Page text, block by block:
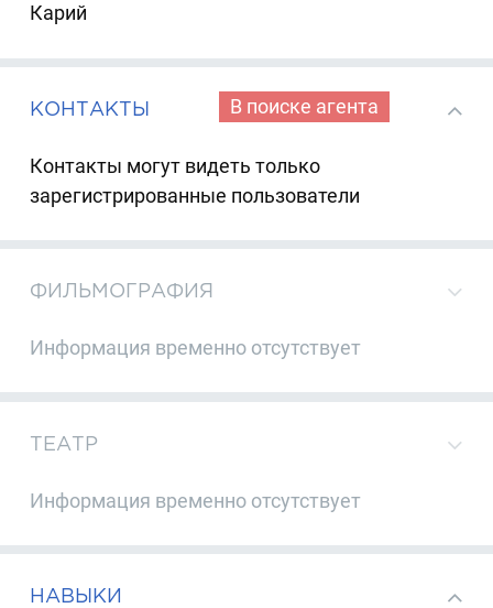
Карий
КОНТАКТЫ В поиске агента
Контакты могут видеть только
зарегистрированные пользователи
ФИЛЬМОГРАФИЯ
Информация временно отсутствует
ТЕАТР
Информация временно отсутствует
НАВЫКИ